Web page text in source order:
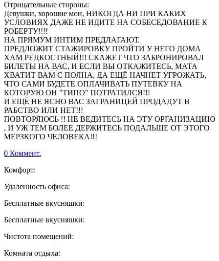
Отрицательные стороны:
Девушки, хорошие мои, НИКОГДА НИ ПРИ КАКИХ
УСЛОВИЯХ ДАЖЕ НЕ ИДИТЕ НА СОБЕСЕДОВАНИЕ К
РОБЕРТУ!!!!
НА ПРЯМУМ ИНТИМ ПРЕДЛАГАЮТ.
ПРЕДЛОЖИТ СТАЖИРОВКУ ПРОЙТИ У НЕГО ДОМА
ХАМ РЕДКОСТНЫЙ!!! СКАЖЕТ ЧТО ЗАБРОНИРОВАЛ
БИЛЕТЫ НА ВАС, И ЕСЛИ ВЫ ОТКАЖИТЕСЬ, МАТА
ХВАТИТ ВАМ С ПОЛНА, ДА ЕЩЁ НАЧНЕТ УГРОЖАТЬ,
ЧТО САМИ БУДЕТЕ ОПЛАЧИВАТЬ ПУТЕВКУ НА
КОТОРУЮ ОН "ТИПО" ПОТРАТИЛСЯ!!!
И ЕЩЁ НЕ ЯСНО ВАС ЗАГРАНИЦЕЙ ПРОДАДУТ В
РАБСТВО ИЛИ НЕТ!!!
ПОВТОРЯЮСЬ !! НЕ ВЕДИТЕСЬ НА ЭТУ ОРГАНИЗАЦИЮ
, И УЖ ТЕМ БОЛЕЕ ДЕРЖИТЕСЬ ПОДАЛЬШЕ ОТ ЭТОГО
МЕРЗКОГО ЧЕЛОВЕКА!!!
0 Коммент.
Комфорт:
Удаленность офиса:
Бесплатные вкусняшки:
Бесплатные вкусняшки:
Чистота помещений:
Комната отдыха: